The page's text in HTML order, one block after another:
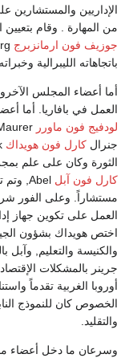
الإداريين والمستشارين
من المهارة . وقام بتعيين
جوزيف فون ارمانزبرج
باتجاهاته الليبرالية
أما أعضاء المجلس الآخرون
العمل في بافاريا. أما
لودفيج فون ماورر
جنرال كارل فون هويداك
الثورة وكان على علم
كارل فون آبل
مستشاراً. وعلى الفور
العمل على تكوين جهاز
اختص هويداك بشؤون
والكنيسة والتعليم,
جرينر بالمشكلات
أوروبا الغربية تقدماً
الخصوص كان للنموذج
والتقليد.
وسرعان ما دخل أعضاء